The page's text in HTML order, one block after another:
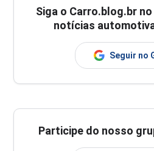
Siga o Carro.blog.br
notícias
Seguir no
Participe do nosso